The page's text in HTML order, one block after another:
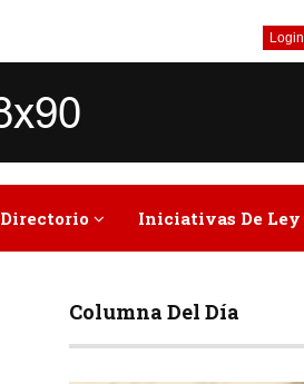
Login
Directorio Iniciativas De Ley
Columna Del Día